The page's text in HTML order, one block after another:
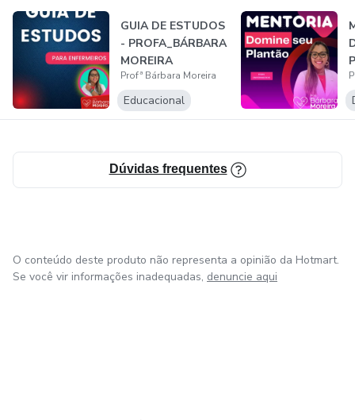
Estou aqui para ajudar pessoas, como você, a alcançarem a
tão sonhada segurança na prática intensiva, deixarem de
lado a vergonha, e assumir a posição de destaque que você
merece.
Te vejo do outro lado, intensivista!
GUIA DE ESTUDOS
- PROFA_BÁRBARA
MOREIRA
Profª Bárbara Moreira
Educacional
Dúvidas frequentes
O conteúdo deste produto não representa a opinião da Hotmart.
Se você vir informações inadequadas, denuncie aqui